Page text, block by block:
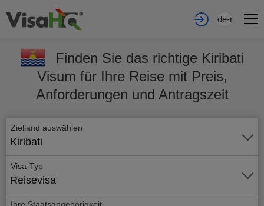
de-nl
Finden Sie das richtige Kiribati
Visum für Ihre Reise mit Preis,
Anforderungen und Antragszeit
Zielland auswählen
Kiribati
Visa-Typ
Reisevisa